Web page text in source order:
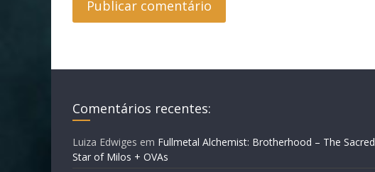
Comentários recentes:
Luiza Edwiges em Fullmetal Alchemist: Brotherhood – The Sacred
Star of Milos + OVAs